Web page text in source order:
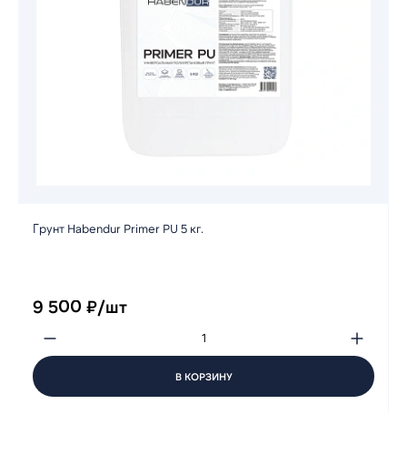
Грунт Habendur Primer PU 5 кг.
9 500 ₽/шт
В КОРЗИНУ